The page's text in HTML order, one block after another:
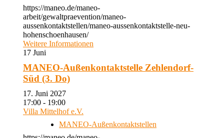
https://maneo.de/maneo-
arbeit/gewaltpraevention/maneo-
aussenkontaktstellen/maneo-aussenkontaktstelle-neu-
hohenschoenhausen/
Weitere Informationen
17 Juni
MANEO-Außenkontaktstelle Zehlendorf-
Süd (3. Do)
17. Juni 2027
17:00 - 19:00
Villa Mittelhof e.V.
MANEO-Außenkontaktstellen